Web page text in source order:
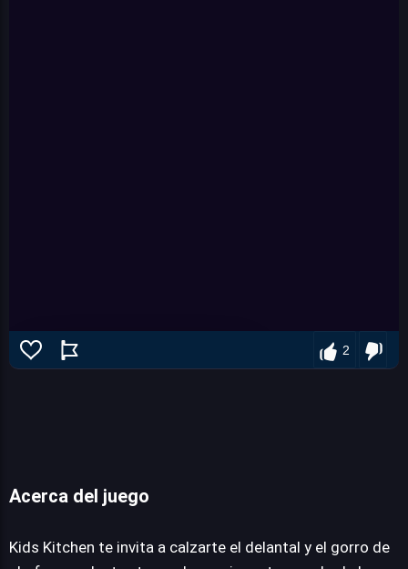
Kids Kitchen
2
Acerca del juego
Kids Kitchen te invita a calzarte el delantal y el gorro de